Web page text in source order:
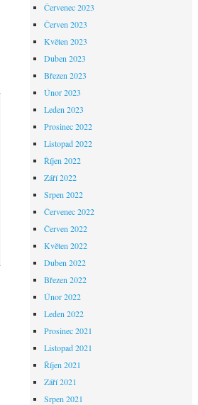
Červenec 2023
Červen 2023
Květen 2023
Duben 2023
Březen 2023
Únor 2023
Leden 2023
Prosinec 2022
Listopad 2022
Říjen 2022
Září 2022
Srpen 2022
Červenec 2022
Červen 2022
Květen 2022
Duben 2022
Březen 2022
Únor 2022
Leden 2022
Prosinec 2021
Listopad 2021
Říjen 2021
Září 2021
Srpen 2021